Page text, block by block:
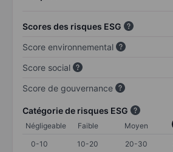
Scores des risques ESG
Score environnemental
Score social
Score de gouvernance
Catégorie de risques ESG
Négligeable Faible Moyen
0-10
10-20 20-30